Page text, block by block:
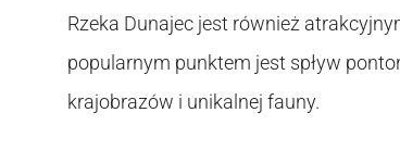
Rzeka Dunajec jest również
popularnym punktem jest spływ
krajobrazów i unikalnej fauny.